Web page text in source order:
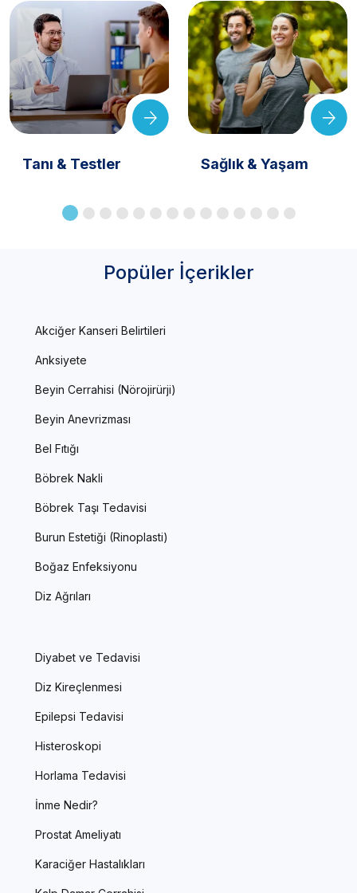
Tanı & Testler Sağlık & Yaşam
Popüler İçerikler
Akciğer Kanseri Belirtileri
Anksiyete
Beyin Cerrahisi (Nörojirürji)
Beyin Anevrizması
Bel Fıtığı
Böbrek Nakli
Böbrek Taşı Tedavisi
Burun Estetiği (Rinoplasti)
Boğaz Enfeksiyonu
Diz Ağrıları
Diyabet ve Tedavisi
Diz Kireçlenmesi
Epilepsi Tedavisi
Histeroskopi
Horlama Tedavisi
İnme Nedir?
Prostat Ameliyatı
Karaciğer Hastalıkları